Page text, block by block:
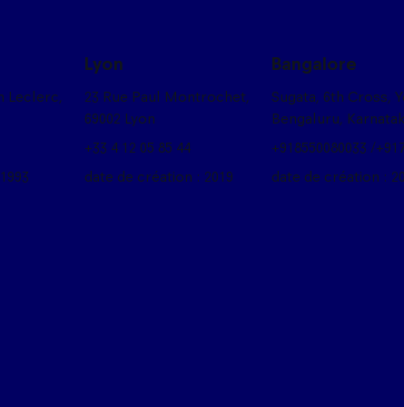
Leclerc,
Lyon
23 Rue Paul Montrochet,
69002 Lyon
+33 4 12 05 85 44
date de création : 2019
Bangalore
Sugata, 6th Cross,
Bengaluru,
+918550080033 /
date de création :